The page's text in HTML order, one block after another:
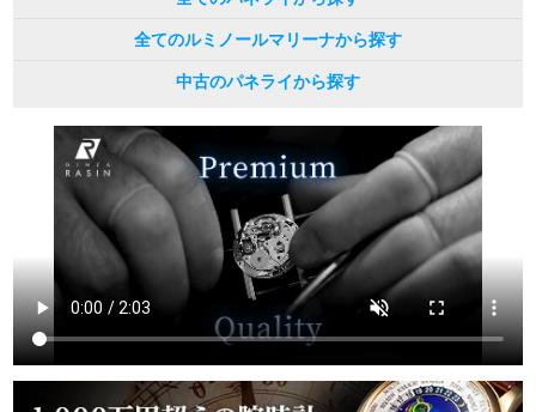
全てのルミノールマリーナから探す
中古のパネライから探す